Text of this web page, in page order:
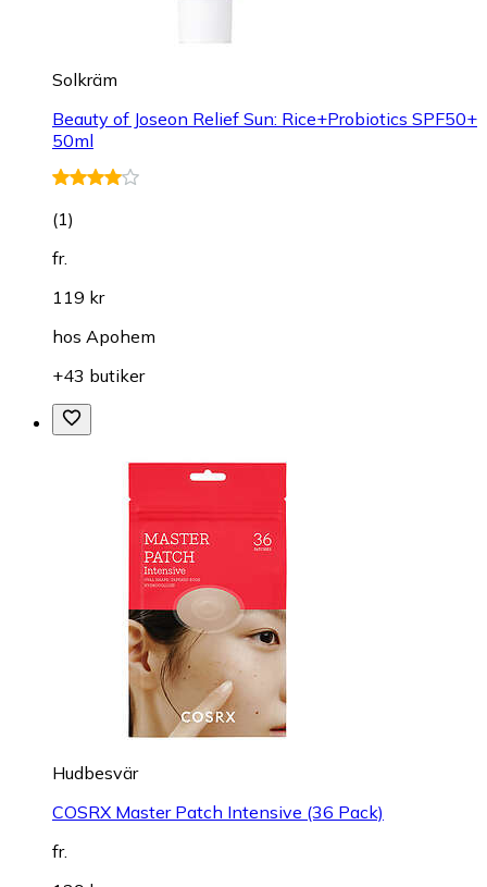
Solkräm
Beauty of Joseon Relief Sun: Rice+Probiotics SPF50+
50ml
(1)
fr.
119 kr
hos Apohem
+43 butiker
Hudbesvär
COSRX Master Patch Intensive (36 Pack)
fr.